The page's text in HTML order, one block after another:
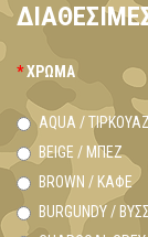
ΧΡΏΜΑ
AQUA / ΤΙΡΚΟΥΆΖ
BEIGE / ΜΠΕΖ
BROWN / ΚΑΦΈ
BURGUNDY /